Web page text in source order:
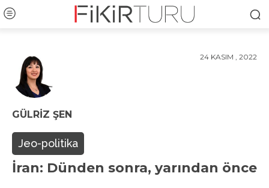
24 KASIM , 2022
GÜLRIZ ŞEN
Jeo-politika
İran: Dünden sonra, yarından önce